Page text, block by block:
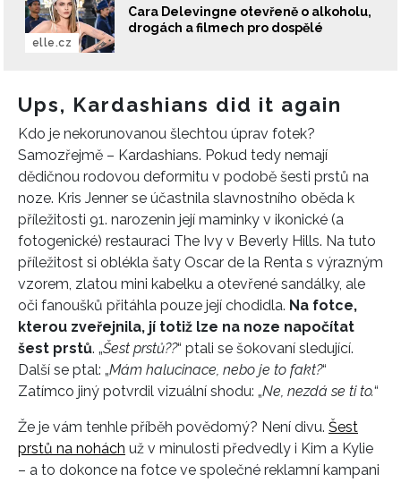
Cara Delevingne otevřeně o alkoholu,
drogách a filmech pro dospělé
elle.cz
Ups, Kardashians did it again
Kdo je nekorunovanou šlechtou úprav fotek?
Samozřejmě – Kardashians. Pokud tedy nemají
dědičnou rodovou deformitu v podobě šesti prstů na
noze. Kris Jenner se účastnila slavnostního oběda k
příležitosti 91. narozenin její maminky v ikonické (a
fotogenické) restauraci The Ivy v Beverly Hills. Na tuto
příležitost si oblékla šaty Oscar de la Renta s výrazným
vzorem, zlatou mini kabelku a otevřené sandálky, ale
oči fanoušků přitáhla pouze její chodidla. Na fotce,
kterou zveřejnila, jí totiž lze na noze napočítat
šest prstů. „Šest prstů??“ ptali se šokovaní sledující.
Další se ptal: „Mám halucinace, nebo je to fakt?“
Zatímco jiný potvrdil vizuální shodu: „Ne, nezdá se ti to.“
Že je vám tenhle příběh povědomý? Není divu. Šest
prstů na nohách už v minulosti předvedly i Kim a Kylie
– a to dokonce na fotce ve společné reklamní kampani